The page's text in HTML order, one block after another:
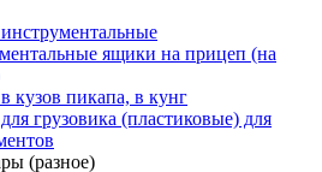
ящики на прицеп (на
кузов пикапа, в кунг
грузовика (пластиковые) для
(разное)